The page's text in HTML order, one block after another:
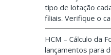
tipo de lotação
filiais. Verifique o
HCM – Cálculo da
lançamentos para